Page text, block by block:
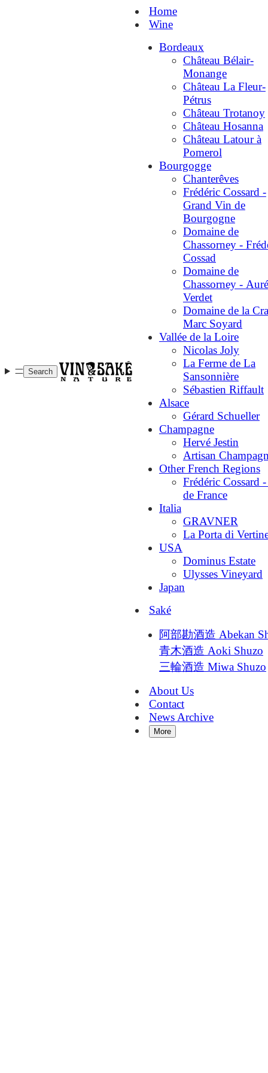
Search
Home
Wine
Bordeaux
Château Bélair-
Monange
Château La Fleur-
Pétrus
Château Trotanoy
Château Hosanna
Château Latour à
Pomerol
Bourgogge
Chanterêves
Frédéric Cossard -
Grand Vin de
Bourgogne
Domaine de
Chassorney -
Cossad
Domaine de
Chassorney -
Verdet
Domaine de la
Marc Soyard
Vallée de la Loire
Nicolas Joly
La Ferme de La
Sansonnière
Sébastien Riffault
Alsace
Gérard Schueller
Champagne
Hervé Jestin
Artisan
Other French Regions
Frédéric Cossard
de France
Italia
GRAVNER
La Porta di
USA
Dominus Estate
Ulysses Vineyard
Japan
Saké
阿部勘酒造 Abekan
青木酒造 Aoki Shuzo
三輪酒造 Miwa Shuzo
About Us
Contact
News Archive
More